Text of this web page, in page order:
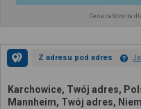
Cena całkowita
Z adresu pod adres
Karchowice, Twój adres,
Mannheim, Twój adres,